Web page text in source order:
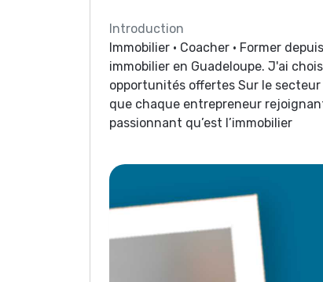
Introduction
Immobilier • Coacher • Former
immobilier en Guadeloupe. J'ai
opportunités offertes Sur le
que chaque entrepreneur
passionnant qu’est l’immobilier